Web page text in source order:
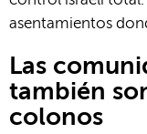
asentamientos
Las
también
colonos